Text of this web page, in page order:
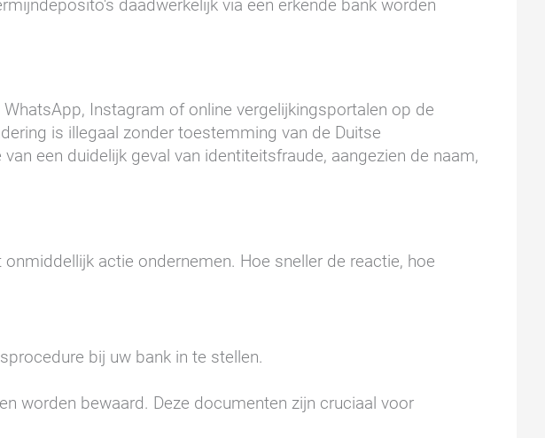
daadwerkelijk via een erkende bank worden
Instagram of online vergelijkingsportalen op de
is illegaal zonder toestemming van de Duitse
een duidelijk geval van identiteitsfraude, aangezien de naam,
actie ondernemen. Hoe sneller de reactie, hoe
bij uw bank in te stellen.
worden bewaard. Deze documenten zijn cruciaal voor